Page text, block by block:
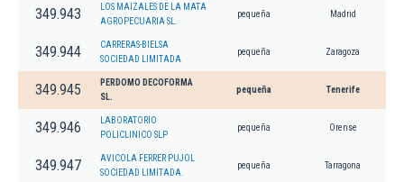
349.943
LOS MAIZALES DE LA MATA
AGROPECUARIA SL.
pequeña Madrid
349.944
CARRERAS-BIELSA
SOCIEDAD LIMITADA
pequeña Zaragoza
349.945
PERDOMO DECOFORMA
SL.
pequeña Tenerife
349.946
LABORATORIO
POLICLINICO SLP
pequeña Orense
349.947
AVICOLA FERRER PUJOL
SOCIEDAD LIMITADA.
pequeña Tarragona